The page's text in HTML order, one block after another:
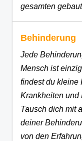
gesamten
Behinderung
Jede
Mensch ist
findest du kleine
Krankheiten und
Tausch dich mit
deiner
von den